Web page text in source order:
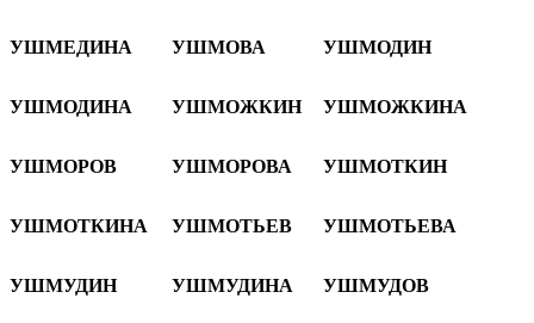
УШМЕДИНА УШМОВА УШМОДИН
УШМОДИНА УШМОЖКИН УШМОЖКИНА
УШМОРОВ УШМОРОВА УШМОТКИН
УШМОТКИНА УШМОТЬЕВ УШМОТЬЕВА
УШМУДИН УШМУДИНА УШМУДОВ